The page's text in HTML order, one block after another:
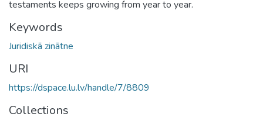
testaments keeps growing from year to year.
Keywords
Juridiskā zinātne
URI
https://dspace.lu.lv/handle/7/8809
Collections